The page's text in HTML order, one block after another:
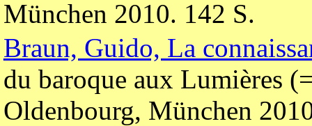
München 2010. 142 S.
Braun, Guido, La
du baroque aux Lumières
Oldenbourg, München